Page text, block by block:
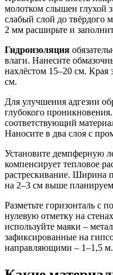
молотком слышен глухой
слабый слой до твёрдого
2 мм расширьте и
Гидроизоляция
влаги. Нанесите
нахлёстом 15–20 см. Края
см.
Для улучшения адгезии
глубокого
соответствующий
Наносите в два слоя с
Установите демпферную
компенсирует тепловое
растрескивание. Ширина
на 2–3 см выше
Разметьте горизонталь с
нулевую отметку на
используйте маяки –
зафиксированные на
направляющими – 1–1,5 м.